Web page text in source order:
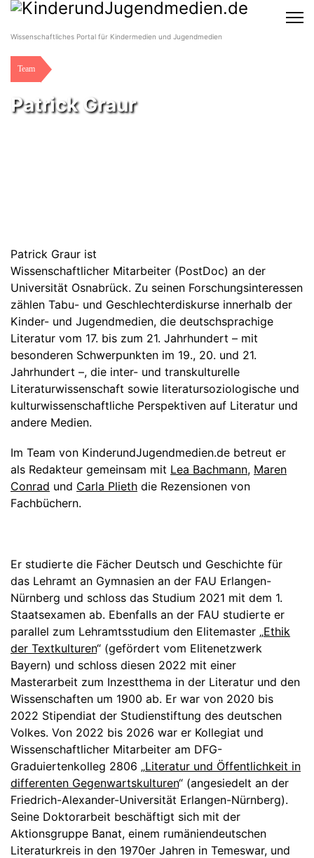
Wissenschaftliches Portal für Kindermedien und Jugendmedien
Team
Patrick Graur
Patrick Graur ist
Wissenschaftlicher Mitarbeiter (PostDoc) an der
Universität Osnabrück. Zu seinen Forschungsinteressen
zählen Tabu- und Geschlechterdiskurse innerhalb der
Kinder- und Jugendmedien, die deutschsprachige
Literatur vom 17. bis zum 21. Jahrhundert – mit
besonderen Schwerpunkten im 19., 20. und 21.
Jahrhundert –, die inter- und transkulturelle
Literaturwissenschaft sowie literatursoziologische und
kulturwissenschaftliche Perspektiven auf Literatur und
andere Medien.
Im Team von KinderundJugendmedien.de betreut er
als Redakteur gemeinsam mit Lea Bachmann, Maren
Conrad und Carla Plieth die Rezensionen von
Fachbüchern.
Er studierte die Fächer Deutsch und Geschichte für
das Lehramt an Gymnasien an der FAU Erlangen-
Nürnberg und schloss das Studium 2021 mit dem 1.
Staatsexamen ab. Ebenfalls an der FAU studierte er
parallel zum Lehramtsstudium den Elitemaster „Ethik
der Textkulturen“ (gefördert vom Elitenetzwerk
Bayern) und schloss diesen 2022 mit einer
Masterarbeit zum Inzestthema in der Literatur und den
Wissenschaften um 1900 ab. Er war von 2020 bis
2022 Stipendiat der Studienstiftung des deutschen
Volkes. Von 2022 bis 2026 war er Kollegiat und
Wissenschaftlicher Mitarbeiter am DFG-
Graduiertenkolleg 2806 „Literatur und Öffentlichkeit in
differenten Gegenwartskulturen“ (angesiedelt an der
Friedrich-Alexander-Universität Erlangen-Nürnberg).
Seine Doktorarbeit beschäftigt sich mit der
Aktionsgruppe Banat, einem rumäniendeutschen
Literaturkreis in den 1970er Jahren in Temeswar, und